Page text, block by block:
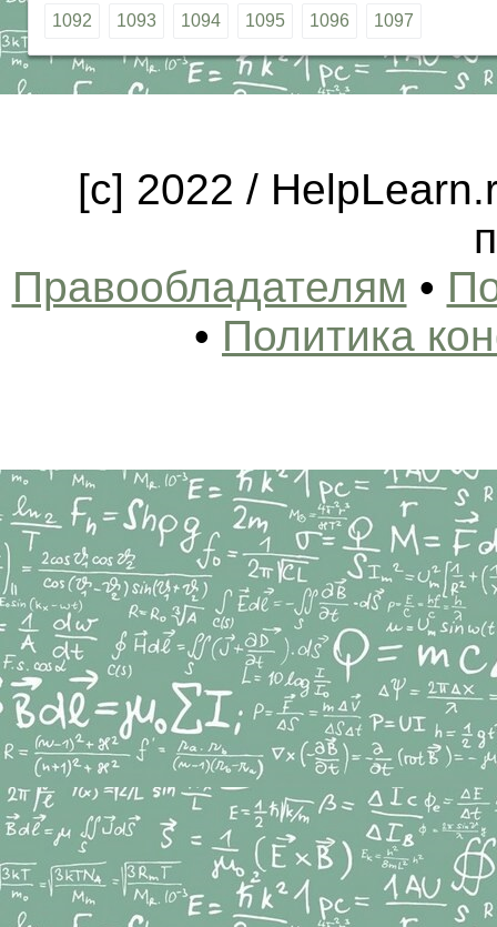
1092 1093 1094 1095 1096 1097
[c] 2022 /
Правообладателям •
• Политика